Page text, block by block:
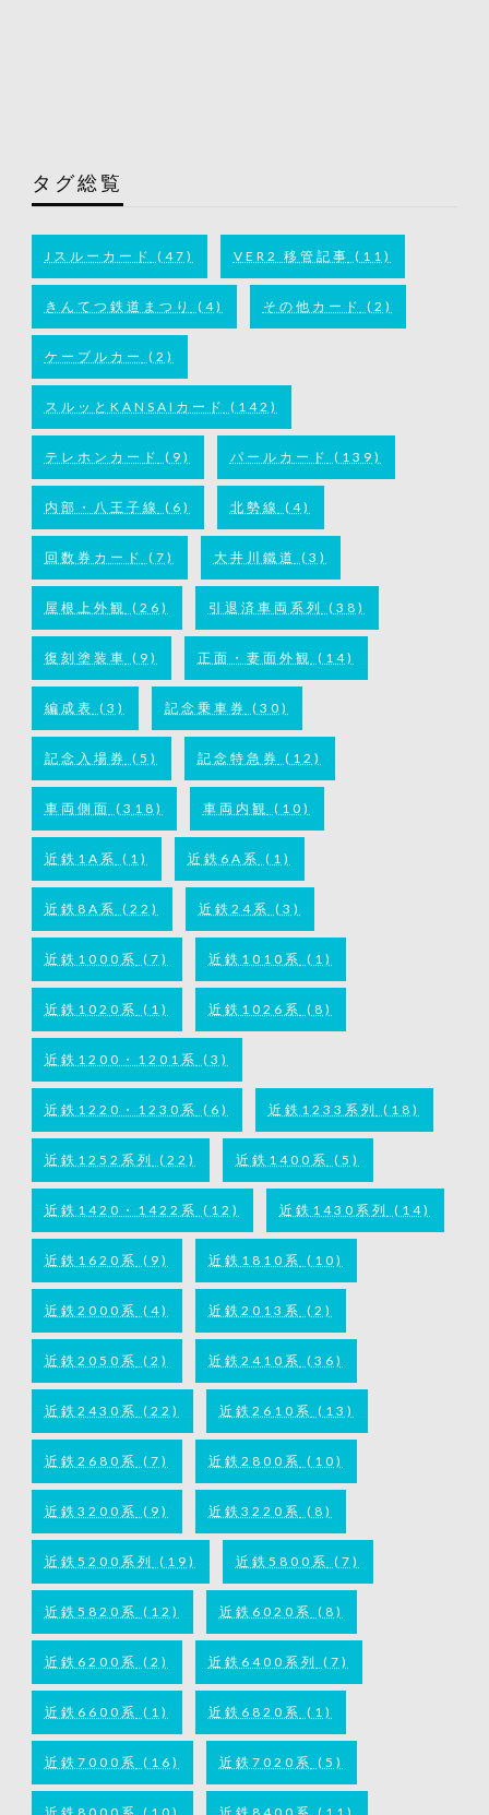
タグ総覧
Jスルーカード (47) VER2 移管記事 (11)
きんてつ鉄道まつり (4) その他カード (2)
ケーブルカー (2)
スルッとKANSAIカード (142)
テレホンカード (9) パールカード (139)
内部・八王子線 (6) 北勢線 (4)
回数券カード (7) 大井川鐵道 (3)
屋根上外観 (26) 引退済車両系列 (38)
復刻塗装車 (9) 正面・妻面外観 (14)
編成表 (3) 記念乗車券 (30)
記念入場券 (5) 記念特急券 (12)
車両側面 (318) 車両内観 (10)
近鉄1A系 (1) 近鉄6A系 (1)
近鉄8A系 (22) 近鉄24系 (3)
近鉄1000系 (7) 近鉄1010系 (1)
近鉄1020系 (1) 近鉄1026系 (8)
近鉄1200・1201系 (3)
近鉄1220・1230系 (6) 近鉄1233系列 (18)
近鉄1252系列 (22) 近鉄1400系 (5)
近鉄1420・1422系 (12) 近鉄1430系列 (14)
近鉄1620系 (9) 近鉄1810系 (10)
近鉄2000系 (4) 近鉄2013系 (2)
近鉄2050系 (2) 近鉄2410系 (36)
近鉄2430系 (22) 近鉄2610系 (13)
近鉄2680系 (7) 近鉄2800系 (10)
近鉄3200系 (9) 近鉄3220系 (8)
近鉄5200系列 (19) 近鉄5800系 (7)
近鉄5820系 (12) 近鉄6020系 (8)
近鉄6200系 (2) 近鉄6400系列 (7)
近鉄6600系 (1) 近鉄6820系 (1)
近鉄7000系 (16) 近鉄7020系 (5)